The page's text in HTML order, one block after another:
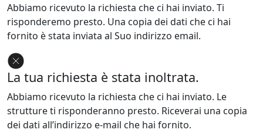
Abbiamo ricevuto la richiesta che ci hai inviato. Ti
risponderemo presto. Una copia dei dati che ci hai
fornito è stata inviata al Suo indirizzo email.
La tua richiesta è stata inoltrata.
Abbiamo ricevuto la richiesta che ci hai inviato. Le
strutture ti risponderanno presto. Riceverai una copia
dei dati all’indirizzo e-mail che hai fornito.